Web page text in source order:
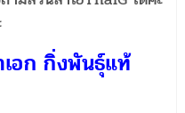
เอก กิ่งพันธุ์แท้